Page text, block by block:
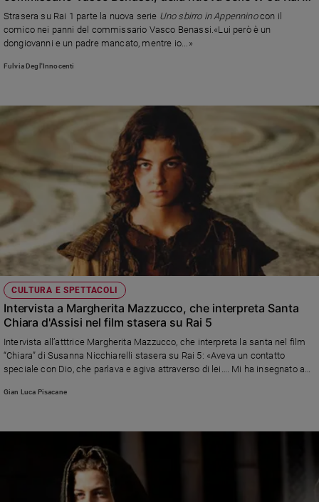
"Uno sbirro in Appeninno"
Strasera su Rai 1 parte la nuova serie Uno sbirro in Appenninocon il
comico nei panni del commissario Vasco Benassi.«Lui però è un
dongiovanni e un padre mancato, mentre io...»
Fulvia Degl'Innocenti
CULTURA E SPETTACOLI
Intervista a Margherita Mazzucco, che interpreta Santa
Chiara d'Assisi nel film stasera su Rai 5
Intervista all’atttrice Margherita Mazzucco, che interpreta la santa nel film
“Chiara” di Susanna Nicchiarelli stasera su Rai 5: «Aveva un contatto
speciale con Dio, che parlava e agiva attraverso di lei…. Mi ha insegnato a
Gian Luca Pisacane